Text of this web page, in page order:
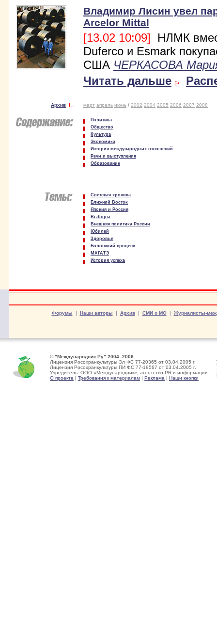
Владимир Лисин увел
Arcelor Mittal
[13.02 10:09] НЛМК
Duferco и Esmark
США ЧЕРКАСОВА
Читать дальше
Архив март апрель июнь / 2002 2004 2005 2006 2007 2008
Политика
Общество
Культура
Экономика
История международных отношений
Речи и выступления
Образование
Светская хроника
Ближний Восток
Япония и Россия
Выборы
Внешняя политика России
Юбилей
Здоровье
Болонский процесс
МАГАТЭ
История успеха
Форумы | Наши авторы | Архив| СМИ о МО| Журналисты-
© "Международник.Ру" 2004–2006
Лицензия Росохранкультуры Эл ФС 77-20365 от 03.04.2005 г.
Лицензия Росохранкультуры ПИ ФС 77-19567 от 03.04.2005 г.
Учредитель: ООО «Международник», агентство PR и информации
О проекте | Требования к материалам | Реклама | Наши кнопки